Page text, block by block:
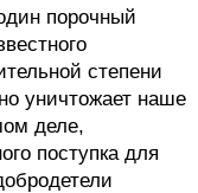
порочный
степени
уничтожает наше
деле,
поступка для